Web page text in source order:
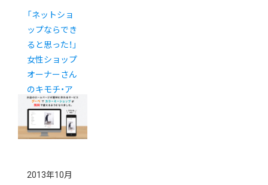
「ネットショ
ップならでき
ると思った！」
女性ショップ
オーナーさん
のキモチ・ア
ンケート大公
開！
2013年10月